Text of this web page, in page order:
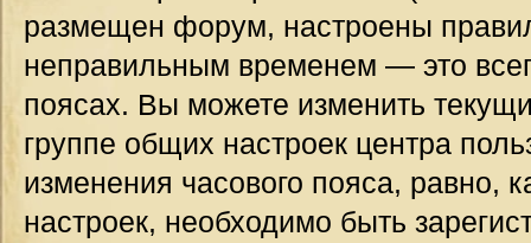
размещен форум, настроены
неправильным временем — это
поясах. Вы можете изменить
группе общих настроек центра
изменения часового пояса, равно,
настроек, необходимо быть